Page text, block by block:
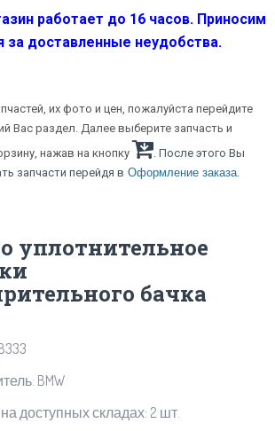
работает до 16 часов. Приносим
за доставленные неудобства.
их фото и цен, пожалуйста перейдите
Вас раздел. Далее выберите запчасть и
нажав на кнопку
. После этого Вы
запчасти перейдя в Оформление заказа.
уплотнительное
бачка
BMW
доступных складах: 2 шт.